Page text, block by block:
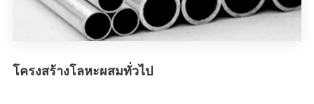
โครงสร้างโลหะผสมทั่วไป